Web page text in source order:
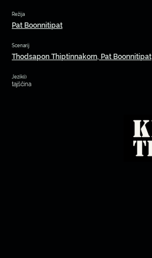
Režija
Pat Boonnitipat
Scenarij
Thodsapon Thiptinnakorn, Pat Boonnitipat
Jezik(i)
tajščina